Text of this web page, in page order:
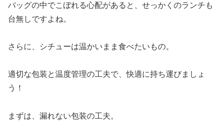
バッグの中でこぼれる心配があると、せっかくのランチも
台無しですよね。
さらに、シチューは温かいまま食べたいもの。
適切な包装と温度管理の工夫で、快適に持ち運びましょ
う！
まずは、漏れない包装の工夫。